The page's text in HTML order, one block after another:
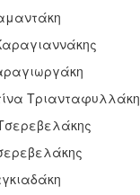
Τριανταφυλλάκη